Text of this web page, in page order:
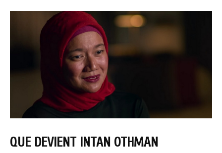
QUE DEVIENT INTAN OTHMAN